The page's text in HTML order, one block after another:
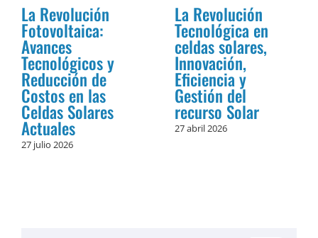
La Revolución
Fotovoltaica:
Avances
Tecnológicos y
Reducción de
Costos en las
Celdas Solares
Actuales
27 julio 2026
La Revolución
Tecnológica en
celdas solares,
Innovación,
Eficiencia y
Gestión del
recurso Solar
27 abril 2026